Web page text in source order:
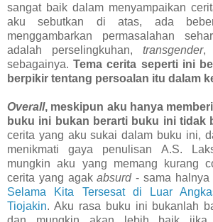
sangat baik dalam menyampaikan
aku sebutkan di atas, ada
menggambarkan permasalahan
adalah perselingkuhan, transgender,
sebagainya.Tema cerita seperti ini
berpikir tentang persoalan itu dalam
Overall, meskipun aku hanya
buku ini bukan berarti buku ini tidak
cerita yang aku sukai dalam buku ini,
menikmati gaya penulisan A.S.
mungkin aku yang memang kurang
cerita yang agakabsurd- sama halnya
Selama Kita Tersesat di Luar
Tiojakin. Aku rasa buku ini bukanlah